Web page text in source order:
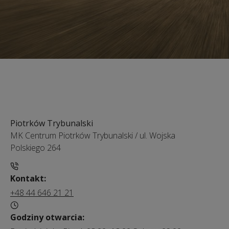
Piotrków Trybunalski
MK Centrum Piotrków Trybunalski/ ul. Wojska
Polskiego 264
Kontakt:
+48 44 646 21 21
Godziny otwarcia: